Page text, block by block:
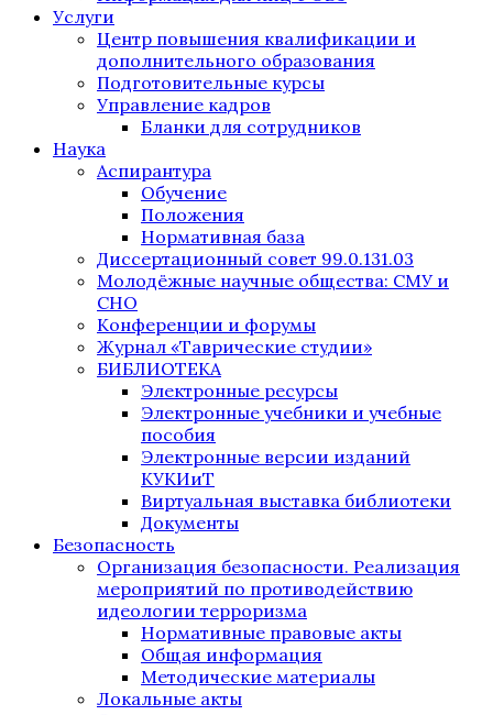
Услуги
Центр повышения квалификации и
дополнительного образования
Подготовительные курсы
Управление кадров
Бланки для сотрудников
Наука
Аспирантура
Обучение
Положения
Нормативная база
Диссертационный совет 99.0.131.03
Молодёжные научные общества: СМУ и
СНО
Конференции и форумы
Журнал «Таврические студии»
БИБЛИОТЕКА
Электронные ресурсы
Электронные учебники и учебные
пособия
Электронные версии изданий
КУКИиТ
Виртуальная выставка библиотеки
Документы
Безопасность
Организация безопасности. Реализация
мероприятий по противодействию
идеологии терроризма
Нормативные правовые акты
Общая информация
Методические материалы
Локальные акты